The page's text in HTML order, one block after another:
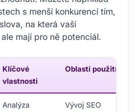
s menší konkurencí tím,
na která vaši
mají pro ně potenciál.
Klíčové
vlastnosti
Oblasti použití
Analýza
Vývoj SEO